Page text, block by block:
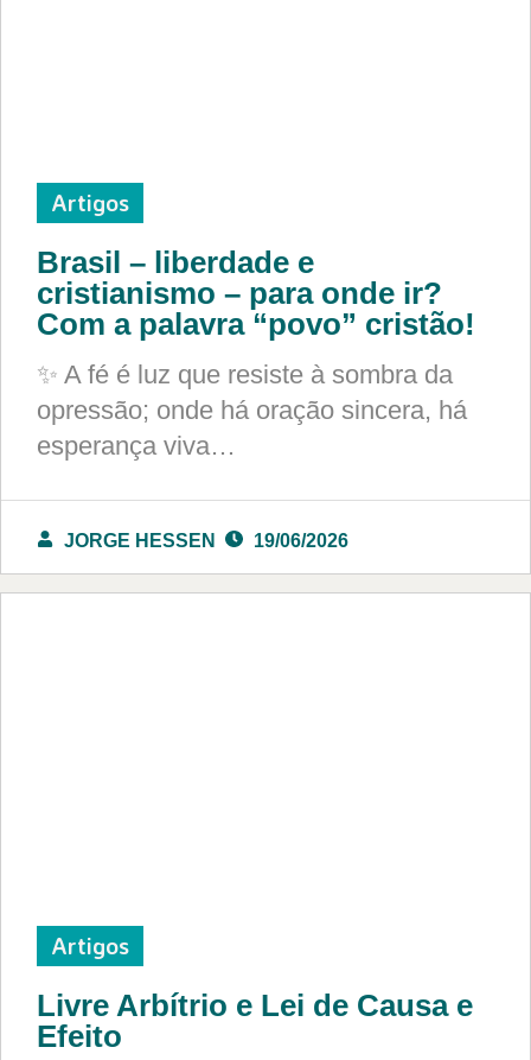
Artigos
Brasil – liberdade e
cristianismo – para onde ir?
Com a palavra “povo” cristão!
✨ A fé é luz que resiste à sombra da
opressão; onde há oração sincera, há
esperança viva…
JORGE HESSEN 19/06/2026
Artigos
Livre Arbítrio e Lei de Causa e
Efeito